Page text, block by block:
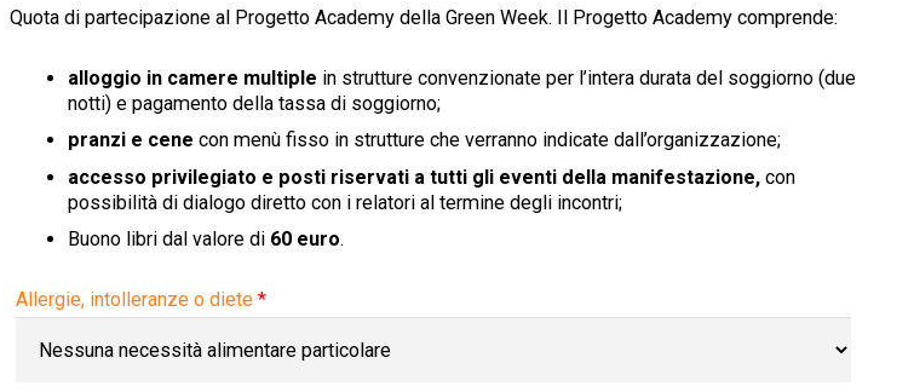
Quota di partecipazione al Progetto Academy della Green Week. Il Progetto Academy comprende:
alloggio in camere multiple in strutture convenzionate per l’intera durata del soggiorno (due
notti) e pagamento della tassa di soggiorno;
pranzi e cene con menù fisso in strutture che verranno indicate dall’organizzazione;
accesso privilegiato e posti riservati a tutti gli eventi della manifestazione, con
possibilità di dialogo diretto con i relatori al termine degli incontri;
Buono libri dal valore di 60 euro.
Allergie, intolleranze o diete *